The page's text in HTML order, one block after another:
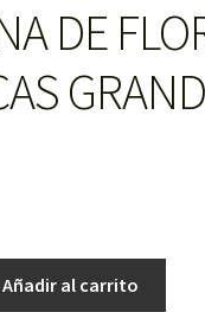
DE
Añadir al carrito